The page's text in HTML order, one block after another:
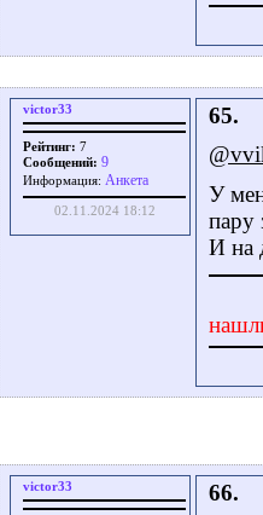
victor33
Рейтинг: 7
Сообщений: 9
Информация: Aнкета
02.11.2024 18:12
65.
У
пару
И на
victor33
66.